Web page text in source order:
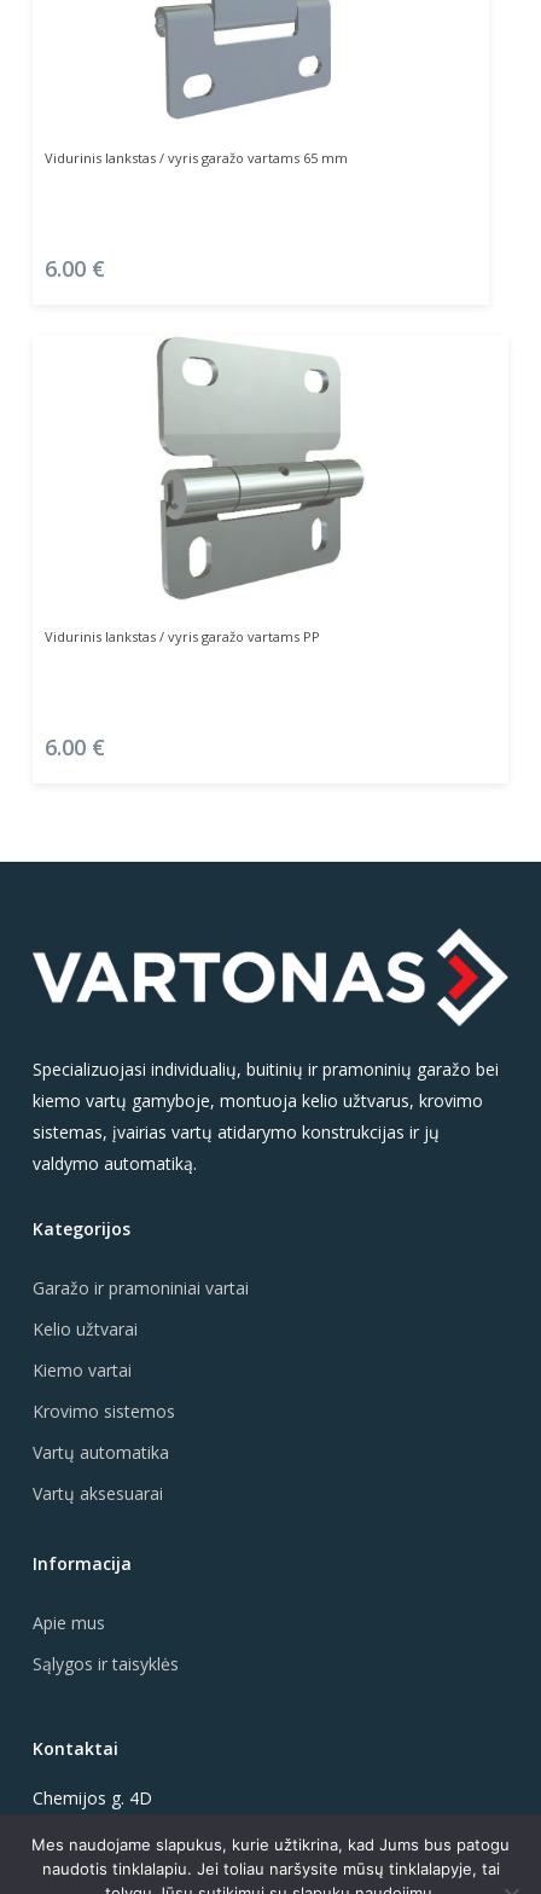
Vidurinis lankstas / vyris garažo vartams 65 mm
6.00 €
Vidurinis lankstas / vyris garažo vartams PP
6.00 €
Specializuojasi individualių, buitinių ir pramoninių garažo bei
kiemo vartų gamyboje, montuoja kelio užtvarus, krovimo
sistemas, įvairias vartų atidarymo konstrukcijas ir jų
valdymo automatiką.
Kategorijos
Garažo ir pramoniniai vartai
Kelio užtvarai
Kiemo vartai
Krovimo sistemos
Vartų automatika
Vartų aksesuarai
Informacija
Apie mus
Sąlygos ir taisyklės
Kontaktai
Chemijos g. 4D
+370-646-27927
Mes naudojame slapukus, kurie užtikrina, kad Jums bus patogu
naudotis tinklalapiu. Jei toliau naršysite mūsų tinklalapyje, tai